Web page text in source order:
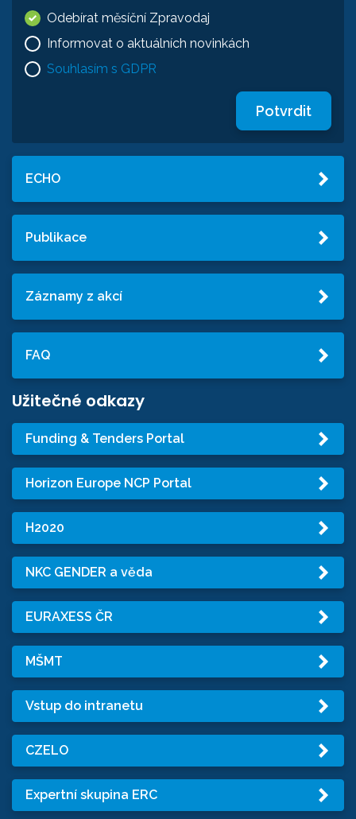
Odebírat měsíční Zpravodaj
Informovat o aktuálních novinkách
Souhlasím s GDPR
Potvrdit
ECHO
Publikace
Záznamy z akcí
FAQ
Užitečné odkazy
Funding & Tenders Portal
Horizon Europe NCP Portal
H2020
NKC GENDER a věda
EURAXESS ČR
MŠMT
Vstup do intranetu
CZELO
Expertní skupina ERC